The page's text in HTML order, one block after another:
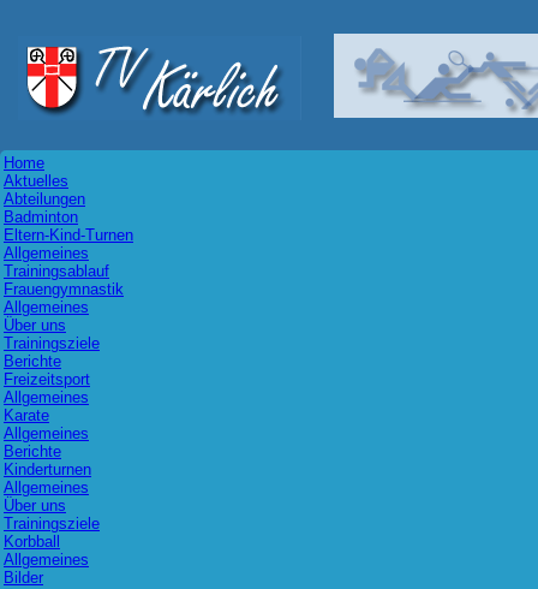
Home
Aktuelles
Abteilungen
Badminton
Eltern-Kind-Turnen
Allgemeines
Trainingsablauf
Frauengymnastik
Allgemeines
Über uns
Trainingsziele
Berichte
Freizeitsport
Allgemeines
Karate
Allgemeines
Berichte
Kinderturnen
Allgemeines
Über uns
Trainingsziele
Korbball
Allgemeines
Bilder